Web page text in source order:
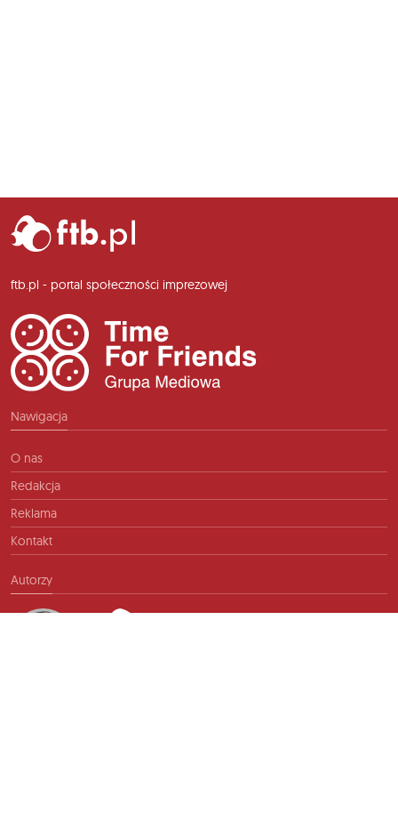
ftb.pl - portal społeczności imprezowej
Nawigacja
O nas
Redakcja
Reklama
Kontakt
Autorzy